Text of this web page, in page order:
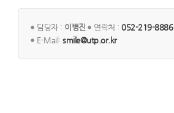
담당자 : 이병진 연락처 :052-219-8886
E-Mail:smile@utp.or.kr